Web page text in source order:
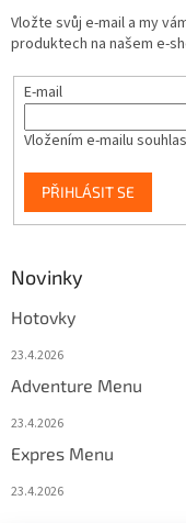
Vložte svůj e-mail a my
produktech na našem e-
E-mail
Vložením e-mailu
PŘIHLÁSIT SE
Novinky
Hotovky
23.4.2026
Adventure Menu
23.4.2026
Expres Menu
23.4.2026